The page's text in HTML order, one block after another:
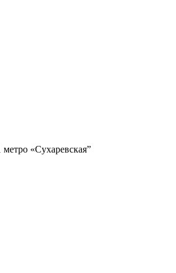
метро «Сухаревская”